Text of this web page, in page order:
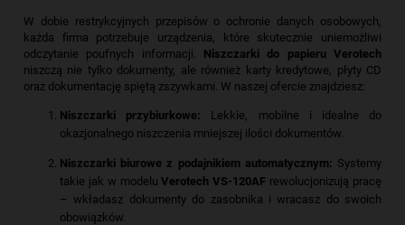
W dobie restrykcyjnych przepisów o ochronie danych osobowych,
każda firma potrzebuje urządzenia, które skutecznie uniemożliwi
odczytanie poufnych informacji. Niszczarki do papieru Verotech
niszczą nie tylko dokumenty, ale również karty kredytowe, płyty CD
oraz dokumentację spiętą zszywkami. W naszej ofercie znajdziesz:
Niszczarki przybiurkowe: Lekkie, mobilne i idealne do
okazjonalnego niszczenia mniejszej ilości dokumentów.
Niszczarki biurowe z podajnikiem automatycznym: Systemy
takie jak w modeluVerotech VS-120AF rewolucjonizują pracę
– wkładasz dokumenty do zasobnika i wracasz do swoich
obowiązków.